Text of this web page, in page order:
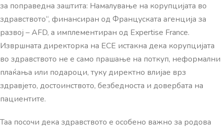
за поправедна заштита: Намалување на корупцијата во
здравството“, финансиран од Француската агенција за
развој – AFD, а имплементиран од Expertise France.
Извршната директорка на ЕСЕ истакна дека корупцијата
во здравството не е само прашање на поткуп, неформални
плаќања или подароци, туку директно влијае врз
здравјето, достоинството, безбедноста и довербата на
пациентите.
Таа посочи дека здравството е особено важно за родова